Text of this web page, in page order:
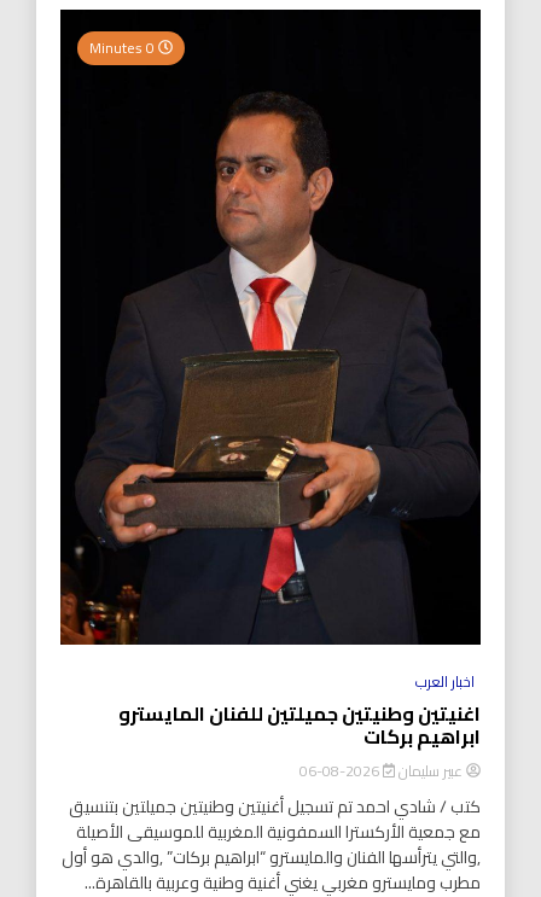
اخبار العرب
اغنيتين وطنيتين جميلتين للفنان المايسترو
ابراهيم بركات
عبير سليمان 2026-08-06
كتب / شادي احمد تم تسجيل أغنيتين وطنيتين جميلتين بتنسيق
مع جمعية الأركسترا السمفونية المغربية للموسيقى الأصيلة
,والتي يترأسها الفنان والمايسترو “ابراهيم بركات” ,والدي هو أول
مطرب ومايسترو مغربي يغني أغنية وطنية وعربية بالقاهرة...